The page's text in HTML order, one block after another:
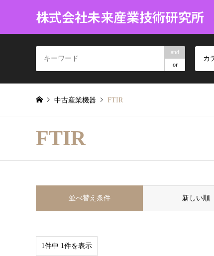
株式会社未来産業技術研究所
and
or
カ
中古産業機器 FTIR
FTIR
並べ替え条件 新しい順
1件中 1件を表示